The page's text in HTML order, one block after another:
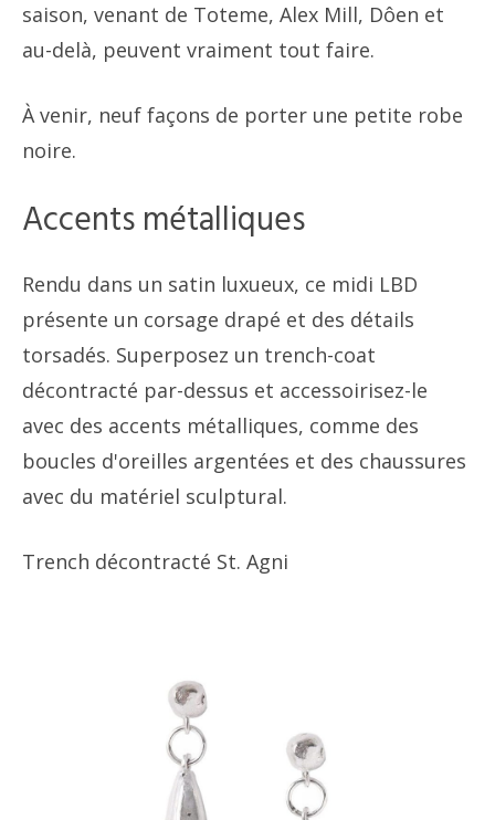
saison, venant de Toteme, Alex Mill, Dôen et
au-delà, peuvent vraiment tout faire.
À venir, neuf façons de porter une petite robe
noire.
Accents métalliques
Rendu dans un satin luxueux, ce midi LBD
présente un corsage drapé et des détails
torsadés. Superposez un trench-coat
décontracté par-dessus et accessoirisez-le
avec des accents métalliques, comme des
boucles d'oreilles argentées et des chaussures
avec du matériel sculptural.
Trench décontracté St. Agni